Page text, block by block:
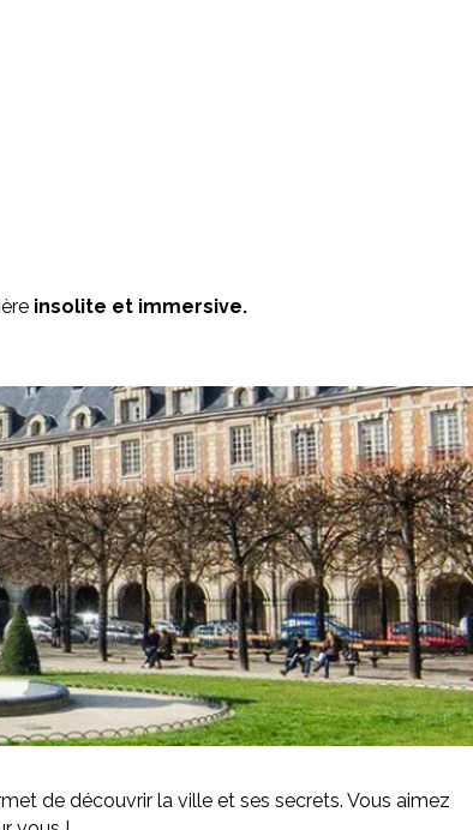
insolite et immersive.
de découvrir la ville et ses secrets. Vous aimez